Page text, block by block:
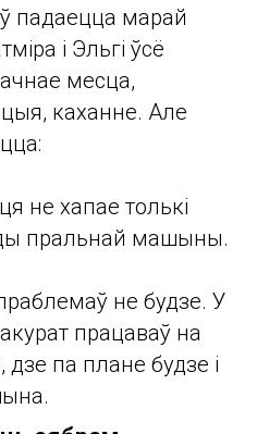
падаецца марай
і Эльгі ўсё
месца,
каханне. Але
не хапае толькі
пральнай машыны.
не будзе. У
працаваў на
дзе па плане будзе і